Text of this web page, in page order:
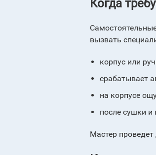
Когда
вызвать
корпус или
срабатывает
на корпусе
после сушки и
Мастер